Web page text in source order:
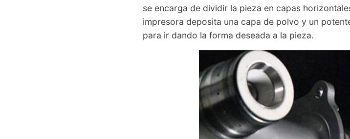
se encarga de dividir la pieza en capas
impresora deposita una capa de polvo y un
para ir dando la forma deseada a la pieza.